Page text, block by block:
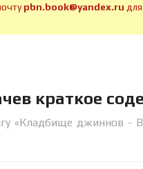
pbn.book@yandex.ru
краткое
«Кладбище джиннов -